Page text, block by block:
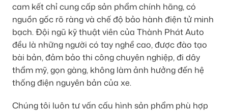
cam kết chỉ cung cấp sản phẩm chính hãng, có
nguồn gốc rõ ràng và chế độ bảo hành điện tử minh
bạch. Đội ngũ kỹ thuật viên của Thành Phát Auto
đều là những người có tay nghề cao, được đào tạo
bài bản, đảm bảo thi công chuyên nghiệp, đi dây
thẩm mỹ, gọn gàng, không làm ảnh hưởng đến hệ
thống điện nguyên bản của xe.
Chúng tôi luôn tư vấn cấu hình sản phẩm phù hợp